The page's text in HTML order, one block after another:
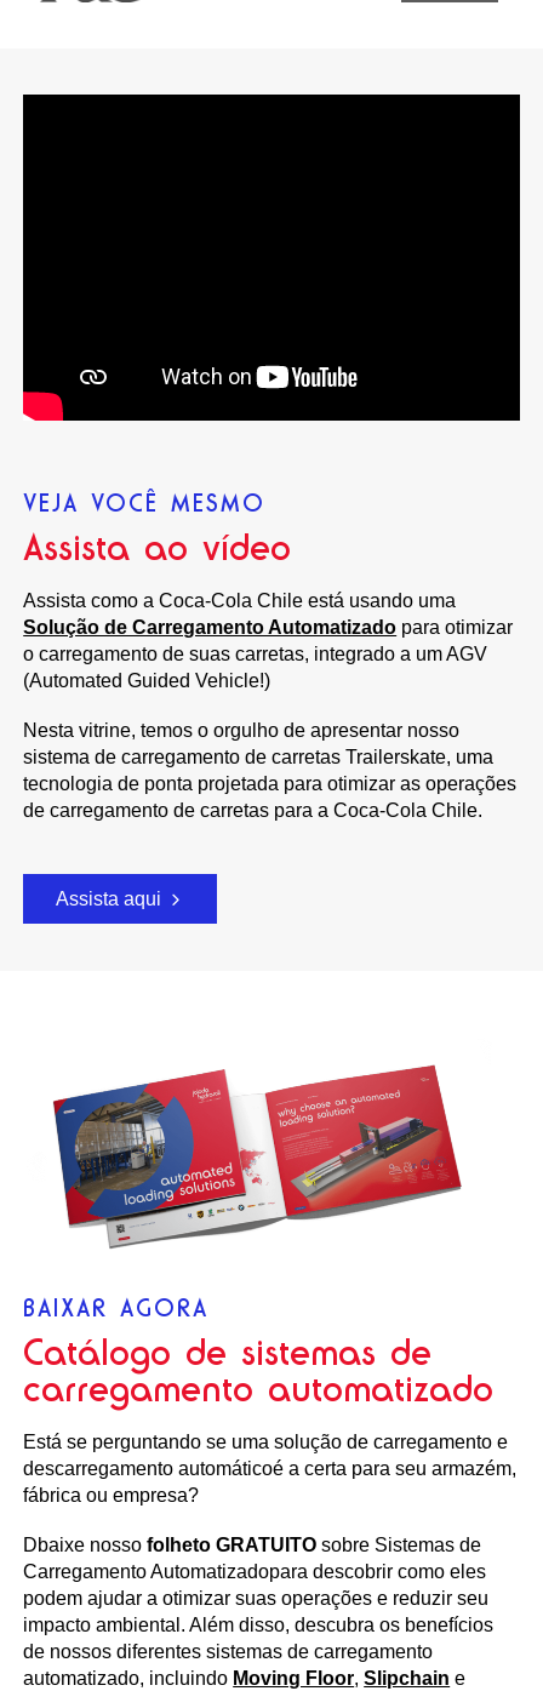
VEJA VOCÊ MESMO
Assista ao vídeo
Assista como a Coca-Cola Chile está usando uma
Solução de Carregamento Automatizado para otimizar
o carregamento de suas carretas, integrado a um AGV
(Automated Guided Vehicle!)
Nesta vitrine, temos o orgulho de apresentar nosso
sistema de carregamento de carretas Trailerskate, uma
tecnologia de ponta projetada para otimizar as operações
de carregamento de carretas para a Coca-Cola Chile.
Assista aqui
BAIXAR AGORA
Catálogo de sistemas de
carregamento automatizado
Está se perguntando se uma solução de carregamento e
descarregamento automáticoé a certa para seu armazém,
fábrica ou empresa?
Dbaixe nossofolheto GRATUITO sobre Sistemas de
Carregamento Automatizadoparadescobrir como eles
podem ajudar a otimizar suas operações e reduzir seu
impacto ambiental.Além disso, descubra os benefícios
de nossos diferentes sistemas de carregamento
automatizado, incluindo Moving Floor,Slipchain e